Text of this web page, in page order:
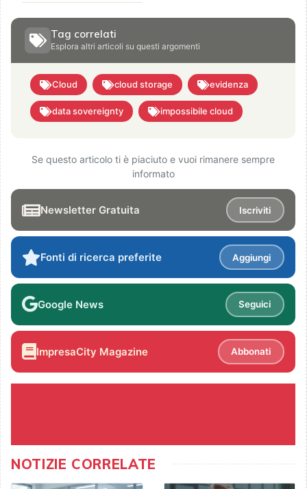
Tag correlati
Esplora altri articoli su questi argomenti
Cloud cloud storage evidenza
data sovereignty impossibile cloud
Se questo articolo ti è piaciuto e vuoi rimanere sempre
informato
Newsletter Gratuita Iscriviti
Fonti di ricerca preferite Aggiungi
Google News Seguici
ImpresaCity Magazine Abbonati
NOTIZIE CORRELATE